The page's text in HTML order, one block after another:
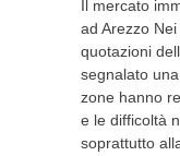
Il mercato
ad Arezzo
quotazioni
segnalato
zone hanno
e le difficoltà
soprattutto